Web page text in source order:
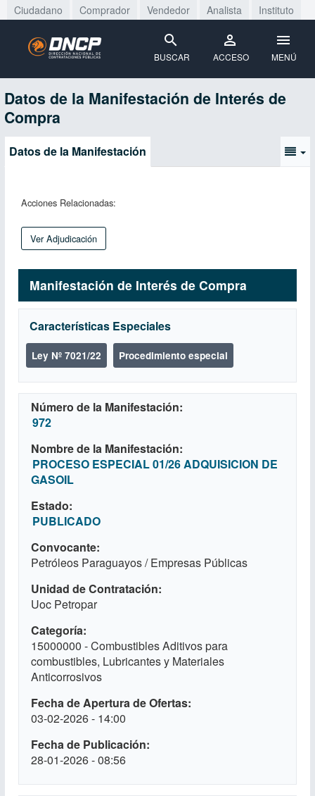
Ciudadano Comprador Vendedor Analista Instituto
BUSCAR ACCESO MENÚ
Datos de la Manifestación de Interés de
Compra
Datos de la Manifestación
Acciones Relacionadas:
Ver Adjudicación
Manifestación de Interés de Compra
Características Especiales
Ley Nº 7021/22 Procedimiento especial
Número de la Manifestación
972
Nombre de la Manifestación
PROCESO ESPECIAL 01/26 ADQUISICION DE
GASOIL
Estado
PUBLICADO
Convocante
Petróleos Paraguayos / Empresas Públicas
Unidad de Contratación
Uoc Petropar
Categoría
15000000 - Combustibles Aditivos para
combustibles, Lubricantes y Materiales
Anticorrosivos
Fecha de Apertura de Ofertas
03-02-2026 - 14:00
Fecha de Publicación
28-01-2026 - 08:56